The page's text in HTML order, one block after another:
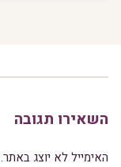
השאירו תגובה
האימייל לא יוצג באתר.